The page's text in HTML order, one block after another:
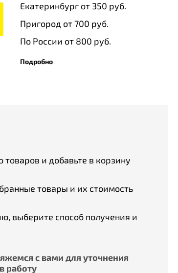
Екатеринбург от 350 руб.
Пригород от 700 руб.
По России от 800 руб.
Подробно
и добавьте в корзину
товары и их стоимость
выберите способ получения и
с вами для уточнения
работу